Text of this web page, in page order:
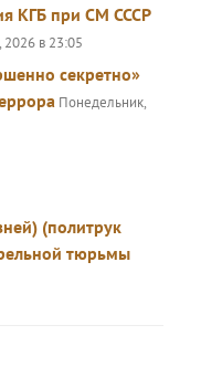
КГБ при СМ СССР
в 23:05
секретно»
Понедельник,
(политрук
тюрьмы